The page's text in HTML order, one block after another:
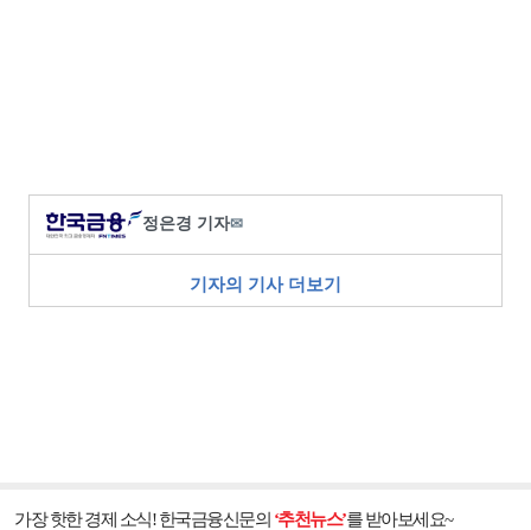
정은경 기자✉
기자의 기사 더보기
가장 핫한 경제 소식! 한국금융신문의 ‘추천뉴스’를 받아보세요~